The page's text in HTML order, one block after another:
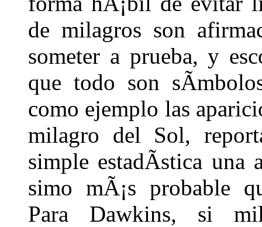
de milagros son
someter a prueba, y
que todo son
como ejemplo las
milagro del Sol,
simple estadÃ­stica una
simo mÃ¡s probable
Para Dawkins, si